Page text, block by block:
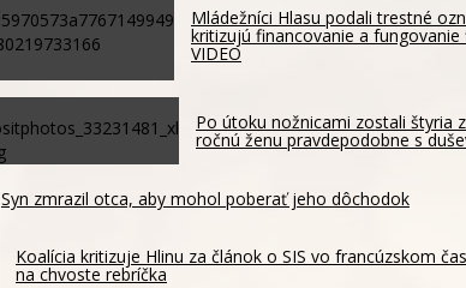
Mládežníci Hlasu podali trestné
kritizujú financovanie a
VIDEO
Po útoku nožnicami zostali štyria
ročnú ženu pravdepodobne s
Syn zmrazil otca, aby mohol poberať jeho dôchodok
Koalícia kritizuje Hlinu za článok o SIS vo francúzskom
na chvoste rebríčka